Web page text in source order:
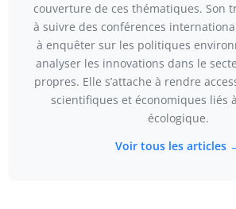
couverture de ces thématiques. Son
à suivre des conférences
à enquêter sur les politiques
analyser les innovations dans le
propres. Elle s’attache à rendre
scientifiques et économiques liés
écologique.
Voir tous les articles